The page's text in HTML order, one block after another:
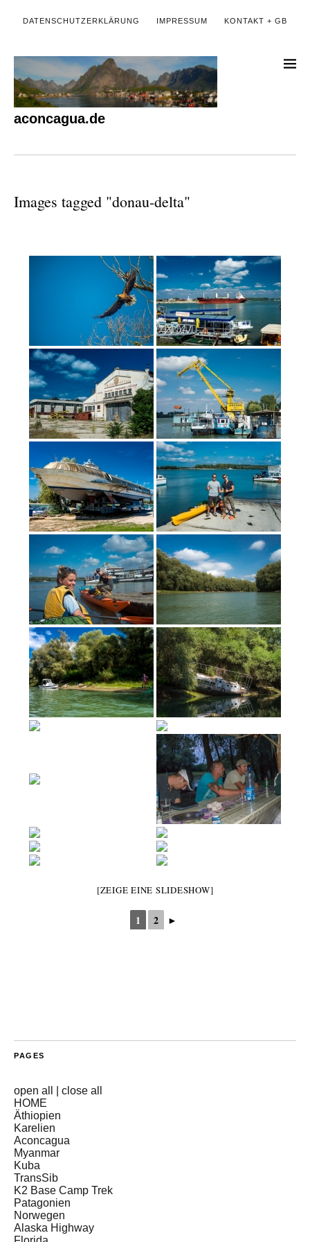
DATENSCHUTZERKLÄRUNG IMPRESSUM KONTAKT + GB
aconcagua.de
Images tagged "donau-delta"
[ZEIGE EINE SLIDESHOW]
1 2 ►
PAGES
open all
close all
HOME
Äthiopien
Karelien
Aconcagua
Myanmar
Kuba
TransSib
K2 Base Camp Trek
Patagonien
Norwegen
Alaska Highway